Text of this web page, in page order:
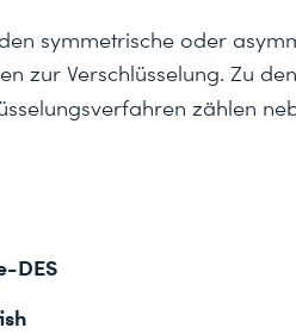
symmetrische oder
zur Verschlüsselung. Zu
zählen
DES